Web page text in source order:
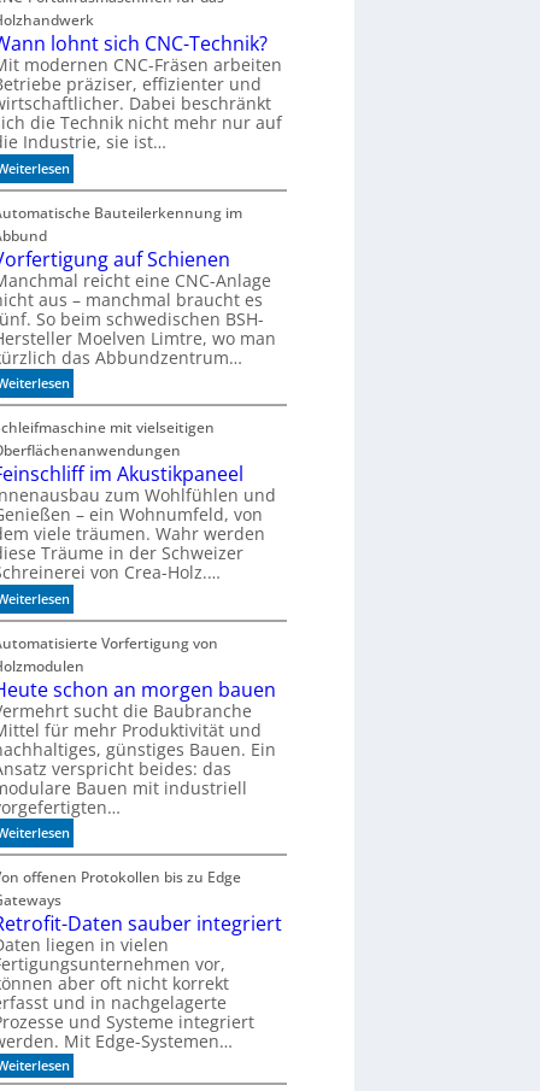
lohnt sich CNC-Technik?
modernen CNC-Fräsen arbeiten
präziser, effizienter und
Dabei beschränkt
die Technik nicht mehr nur auf
Industrie, sie ist…
:
W
a
n
l
o
h
n
t
s
i
c
h
C
N
C
-
T
e
c
h
n
i
k
?
Bauteilerkennung im
auf Schienen
reicht eine CNC-Anlage
aus – manchmal braucht es
So beim schwedischen BSH-
Moelven Limtre, wo man
das Abbundzentrum…
:
V
o
r
f
e
r
t
i
g
u
n
g
a
u
f
S
c
h
i
e
n
e
n
mit vielseitigen
im Akustikpaneel
zum Wohlfühlen und
– ein Wohnumfeld, von
viele träumen. Wahr werden
Träume in der Schweizer
von Crea-Holz.…
:
F
e
i
n
s
c
h
l
i
f
f
i
m
k
u
s
t
i
k
p
a
Vorfertigung von
schon an morgen bauen
sucht die Baubranche
für mehr Produktivität und
günstiges Bauen. Ein
verspricht beides: das
Bauen mit industriell
:
H
e
t
e
s
c
h
o
n
a
offenen Protokollen bis zu Edge
Daten sauber integriert
liegen in vielen
vor,
aber oft nicht korrekt
und in nachgelagerte
und Systeme integriert
Mit Edge-Systemen…
:
R